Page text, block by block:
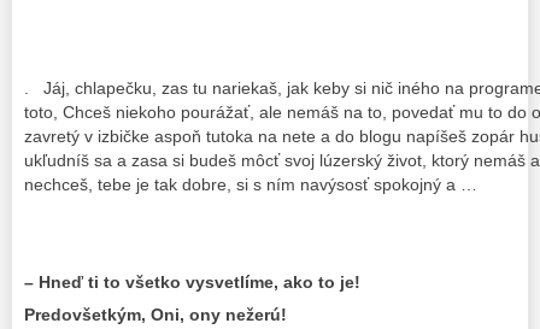
. Jáj, chlapečku, zas tu nariekaš, jak keby si nič iného na
toto, Chceš niekoho pourážať, ale nemáš na to, povedať mu to do
zavretý v izbičke aspoň tutoka na nete a do blogu napíšeš zopár
ukľudníš sa a zasa si budeš môcť svoj lúzerský život, ktorý nemáš
nechceš, tebe je tak dobre, si s ním navýsosť spokojný a …
– Hneď ti to všetko vysvetlíme, ako to je!
Predovšetkým, Oni, ony nežerú!